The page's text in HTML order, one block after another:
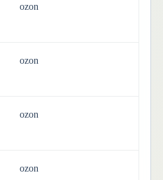
ozon
ozon
ozon
ozon